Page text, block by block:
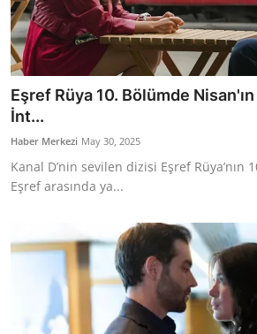
Eşref Rüya 10. Bölümde
İnt...
Haber Merkezi May 30, 2025
Kanal D’nin sevilen dizisi Eşref Rüya’nın
Eşref arasında ya...